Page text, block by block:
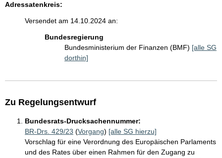
Adressatenkreis:
Versendet am 14.10.2024 an:
Bundesregierung
Bundesministerium der Finanzen (BMF) [alle SG
dorthin]
Zu Regelungsentwurf
Bundesrats-Drucksachennummer:
BR-Drs. 429/23 (Vorgang) [alle SG hierzu]
Vorschlag für eine Verordnung des Europäischen Parlaments
und des Rates über einen Rahmen für den Zugang zu